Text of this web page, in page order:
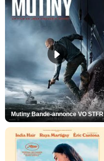
Mutiny Bande-annonce VO STFR